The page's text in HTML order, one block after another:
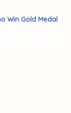
Win Gold Medal